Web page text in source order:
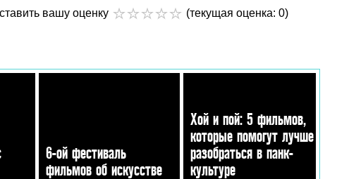
вашу оценку (текущая оценка: 0)
6-ой фестиваль
фильмов об искусстве
Хой и пой: 5 фильмов,
которые помогут лучше
разобраться в панк-
культуре